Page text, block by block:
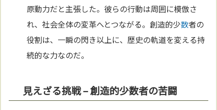
原動力だと主張した。彼らの行動は周囲に模倣さ
れ、社会全体の変革へとつながる。創造的少数者の
役割は、一瞬の閃き以上に、歴史の軌道を変える持
続的な力なのだ。
見えざる挑戦 – 創造的少数者の苦闘